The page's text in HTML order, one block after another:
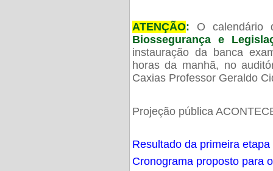
ATENÇÃO: O calendário
Biossegurança e
instauração da banca
horas da manhã, no
Caxias Professor Geraldo
Projeção pública
Resultado da primeira
Cronograma proposto para